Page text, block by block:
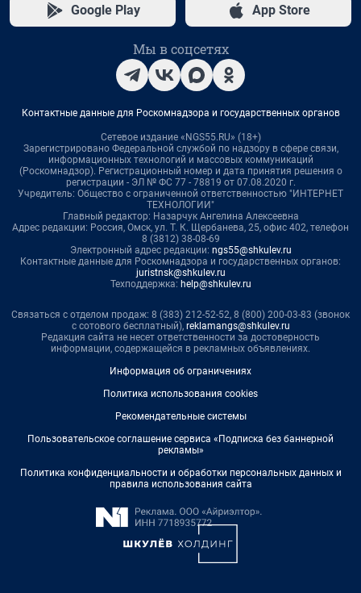
Google Play App Store
Мы в соцсетях
Контактные данные для Роскомнадзора и государственных органов
Сетевое издание «NGS55.RU» (18+)
Зарегистрировано Федеральной службой по надзору в сфере связи,
информационных технологий и массовых коммуникаций
(Роскомнадзор). Регистрационный номер и дата принятия решения о
регистрации - ЭЛ № ФС 77 - 78819 от 07.08.2020 г.
Учредитель: Общество с ограниченной ответственностью "ИНТЕРНЕТ
ТЕХНОЛОГИИ"
Главный редактор: Назарчук Ангелина Алексеевна
Адрес редакции: Россия, Омск, ул. Т. К. Щербанева, 25, офис 402, телефон
8 (3812) 38-08-69
Электронный адрес редакции: ngs55@shkulev.ru
Контактные данные для Роскомнадзора и государственных органов:
juristnsk@shkulev.ru
Техподдержка: help@shkulev.ru
Связаться с отделом продаж: 8 (383) 212-52-52, 8 (800) 200-03-83 (звонок
с сотового бесплатный), reklamangs@shkulev.ru
Редакция сайта не несет ответственности за достоверность
информации, содержащейся в рекламных объявлениях.
Информация об ограничениях
Политика использования cookies
Рекомендательные системы
Пользовательское соглашение сервиса «Подписка без баннерной
рекламы»
Политика конфиденциальности и обработки персональных данных и
правила использования сайта